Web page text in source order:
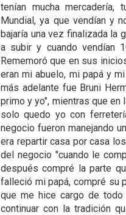
tenían mucha mercadería,
Mundial, ya que vendían y
bajaría una vez finalizada la
a subir y cuando vendían
Rememoró que en sus
eran mi abuelo, mi papá y
más adelante fue Bruni
primo y yo", mientras que en
solo quedo yo con
negocio fueron manejando
era repartir casa por casa
del negocio "cuando le
después compré la parte
falleció mi papá, compré su
que me hice cargo de
continuar con la tradición